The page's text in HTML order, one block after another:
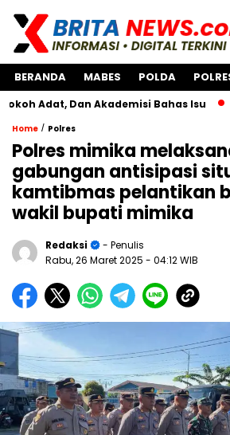
BERANDA MABES POLDA
Dan Akademisi Bahas Isu Polres
Home / Polres
Polres mimika
gabungan antisipasi
kamtibmas pelantikan
wakil bupati mimika
Redaksi
- Penulis
Rabu, 26 Maret 2025 - 04:12 WIB